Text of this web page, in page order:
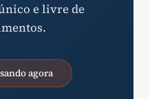
e livre de
agora